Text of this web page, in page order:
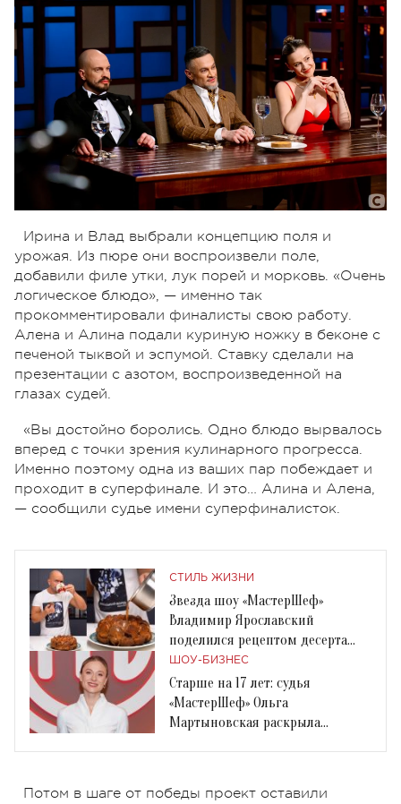
Ирина и Влад выбрали концепцию поля и
урожая. Из пюре они воспроизвели поле,
добавили филе утки, лук порей и морковь. «Очень
логическое блюдо», — именно так
прокомментировали финалисты свою работу.
Алена и Алина подали куриную ножку в беконе с
печеной тыквой и эспумой. Ставку сделали на
презентации с азотом, воспроизведенной на
глазах судей.
«Вы достойно боролись. Одно блюдо вырвалось
вперед с точки зрения кулинарного прогресса.
Именно поэтому одна из ваших пар побеждает и
проходит в суперфинале. И это… Алина и Алена,
— сообщили судье имени суперфиналисток.
СТИЛЬ ЖИЗНИ
Звезда шоу «МастерШеф»
Владимир Ярославский
поделился рецептом десерта
«Обезьяний хлеб»
ШОУ-БИЗНЕС
Старше на 17 лет: судья
«МастерШеф» Ольга
Мартыновская раскрыла
Потом в шаге от победы проект оставили